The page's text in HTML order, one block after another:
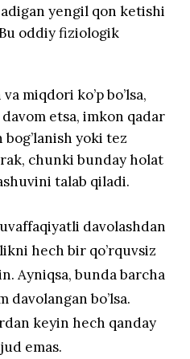
yengil qon ketishi
oddiy fiziologik
miqdori ko’p bo’lsa,
etsa, imkon qadar
yoki tez
chunki bunday holat
talab qiladi.
davolashdan
hech bir qo’rquvsiz
Ayniqsa, bunda barcha
bo’lsa.
keyin hech qanday
emas.